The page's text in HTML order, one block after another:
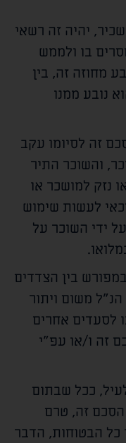
יהיה זה רשאי
בו ולממש
מחוזה זה, בין
נובע ממנו
זה לסיומו עקב
והשוכר התיר
נזק למושכר או
לעשות שימוש
ידי השוכר על
בין הצדדים
משום ויתור
לסעדים אחרים
זה ו/או עפ"י
ככל שבתום
הסכם זה, טרם
כל הבטוחות, הדבר